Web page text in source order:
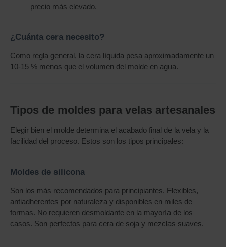
precio más elevado.
¿Cuánta cera necesito?
Como regla general, la cera líquida pesa aproximadamente un
10-15 % menos que el volumen del molde en agua.
Tipos de moldes para velas artesanales
Elegir bien el molde determina el acabado final de la vela y la
facilidad del proceso. Estos son los tipos principales:
Moldes de silicona
Son los más recomendados para principiantes. Flexibles,
antiadherentes por naturaleza y disponibles en miles de
formas. No requieren desmoldante en la mayoría de los
casos. Son perfectos para cera de soja y mezclas suaves.